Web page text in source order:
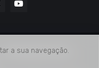
Verificação de Fatos
a sua navegação.